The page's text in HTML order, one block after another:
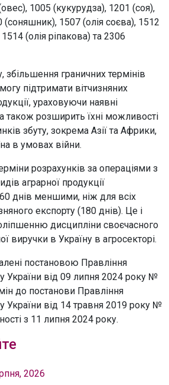
1005 (кукурудза), 1201 (соя),
(соняшник), 1507 (олія соєва), 1512
(олія ріпакова) та 2306
граничних термінів
підтримати вітчизняних
ураховуючи наявні
також розширить їхні можливості
збуту, зокрема Азії та Африки,
в умовах війни.
розрахунків за операціями з
аграрної продукції
днів меншими, ніж для всіх
експорту (180 днів). Це і
дисципліни своєчасного
виручки в Україну в агросекторі.
постановою Правління
України від 09 липня 2024 року №
до постанови Правління
України від 14 травня 2019 року №
з 11 липня 2024 року.
2026